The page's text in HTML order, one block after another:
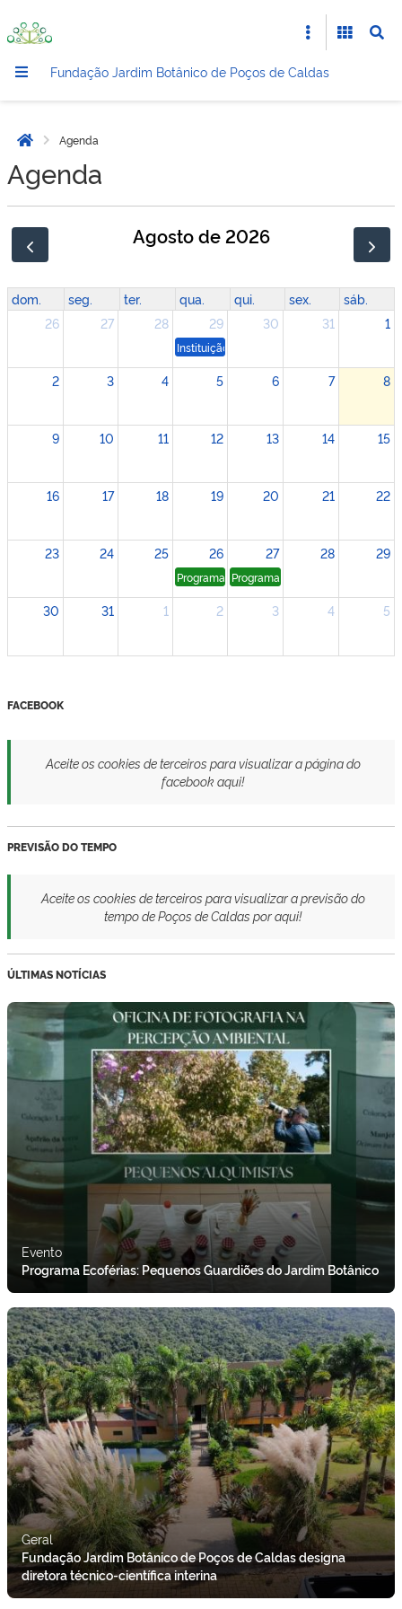
Fundação Jardim Botânico de Poços de Caldas
Página inicial
Agenda
Agenda
agosto de 2026
dom. seg. ter. qua. qui. sex.
sáb.
26
27 28 29
Instituição agendada: Tel.: (3*) ? ****-*896
30 31 1
2 3 4 5 6 7 8
9 10 11 12 13 14 15
16 17 18 19 20 21 22
23 24 25 26
Programa Cultivando a Mata
27
Programa Cultivando a Mata
28 29
30 31 1 2 3 4 5
FACEBOOK
Aceite os cookies de terceiros para visualizar a página do
facebook aqui!
PREVISÃO DO TEMPO
Aceite os cookies de terceiros para visualizar a previsão do
tempo de Poços de Caldas por aqui!
ÚLTIMAS NOTÍCIAS
Evento
Programa Ecoférias: Pequenos Guardiões do Jardim Botânico
Geral
Fundação Jardim Botânico de Poços de Caldas designa
diretora técnico-científica interina